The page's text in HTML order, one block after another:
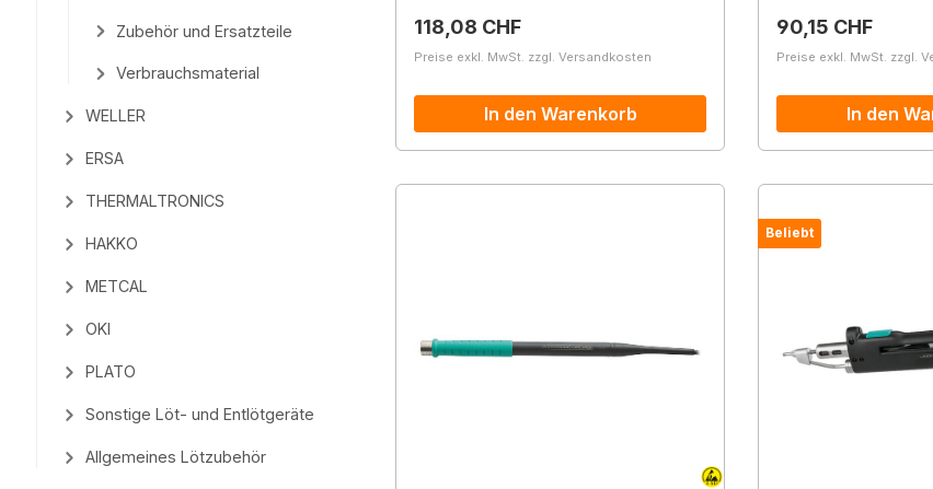
Zubehör und Ersatzteile
Verbrauchsmaterial
WELLER
ERSA
THERMALTRONICS
HAKKO
METCAL
OKI
PLATO
Sonstige Löt- und Entlötgeräte
Allgemeines Lötzubehör
Regulärer Preis:
118,08 CHF
Preise exkl. MwSt. zzgl. Versandkosten
In den Warenkorb
Regulärer Preis:
90,15 CHF
Preise exkl. MwSt. zzgl.
In den
Beliebt